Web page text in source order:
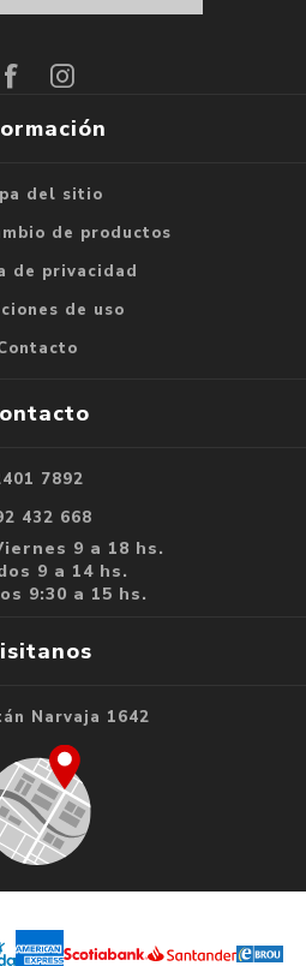
del sitio
de productos
de privacidad
de uso
7892
432 668
9 a 18 hs.
9 a 14 hs.
9:30 a 15 hs.
Narvaja 1642